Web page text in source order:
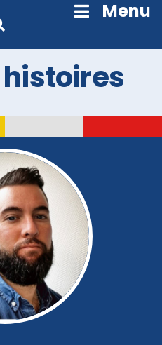
Menu
histoires